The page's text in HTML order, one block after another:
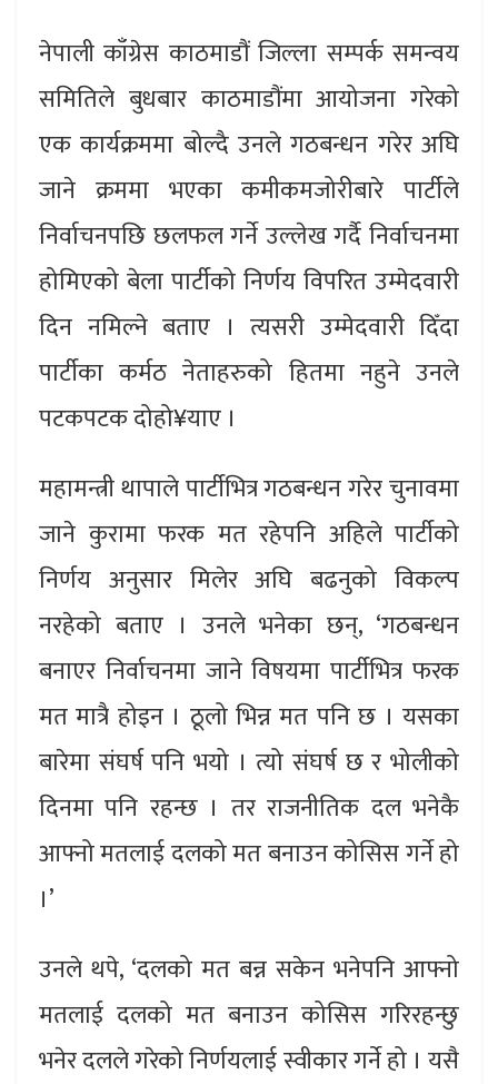
नेपाली काँग्रेस काठमाडौं जिल्ला सम्पर्क समन्वय
समितिले बुधबार काठमाडौंमा आयोजना गरेको
एक कार्यक्रममा बोल्दै उनले गठबन्धन गरेर अघि
जाने क्रममा भएका कमीकमजोरीबारे पार्टीले
निर्वाचनपछि छलफल गर्ने उल्लेख गर्दै निर्वाचनमा
होमिएको बेला पार्टीको निर्णय विपरित उम्मेदवारी
दिन नमिल्ने बताए । त्यसरी उम्मेदवारी दिँदा
पार्टीका कर्मठ नेताहरुको हितमा नहुने उनले
पटकपटक दोहो¥याए ।
महामन्त्री थापाले पार्टीभित्र गठबन्धन गरेर चुनावमा
जाने कुरामा फरक मत रहेपनि अहिले पार्टीको
निर्णय अनुसार मिलेर अघि बढनुको विकल्प
नरहेको बताए । उनले भनेका छन्, ‘गठबन्धन
बनाएर निर्वाचनमा जाने विषयमा पार्टीभित्र फरक
मत मात्रै होइन । ठूलो भिन्न मत पनि छ । यसका
बारेमा संघर्ष पनि भयो । त्यो संघर्ष छ र भोलीको
दिनमा पनि रहन्छ । तर राजनीतिक दल भनेकै
आफ्नो मतलाई दलको मत बनाउन कोसिस गर्ने हो
।’
उनले थपे, ‘दलको मत बन्न सकेन भनेपनि आफ्नो
मतलाई दलको मत बनाउन कोसिस गरिरहन्छु
भनेर दलले गरेको निर्णयलाई स्वीकार गर्ने हो । यसै